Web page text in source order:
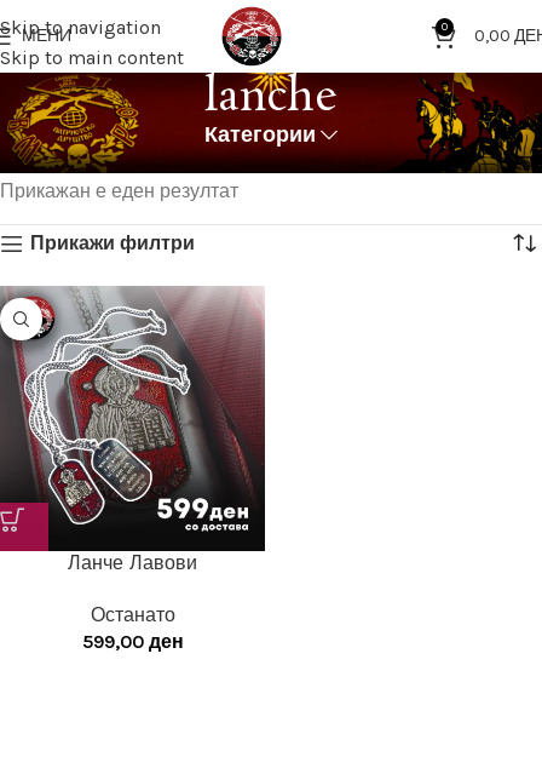
Skip to navigation
Skip to main content
МЕНИ 0 0,00
lanche
Категории
Дома Означени продукти “lanche”
Прикажан е еден резултат
Прикажи филтри
Ланче Лавови
Останато
599,00 ден